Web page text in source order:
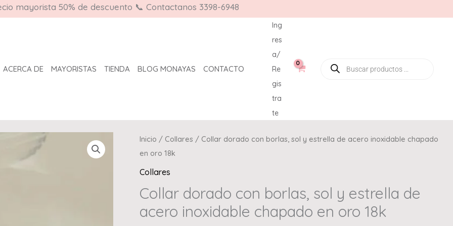
mayorista 50% de descuento 📞 Contactanos 3398-6948
ACERCA DE MAYORISTAS TIENDA BLOG MONAYAS CONTACTO
Ing
res
a/
Re
gis
tra
te
Inicio / Collares / Collar dorado con borlas, sol y estrella de acero inoxidable chapado
en oro 18k
Collares
Collar dorado con borlas, sol y estrella de
acero inoxidable chapado en oro 18k
Collar
dorado
con
sol
y